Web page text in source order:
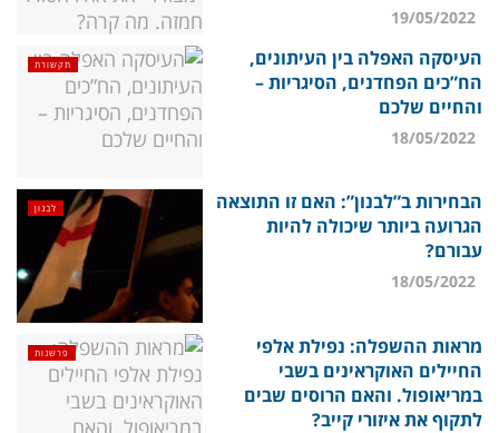
תקשורת
העיסקה האפלה בין העיתונים,
הח”כים הפחדנים, הסיגריות –
והחיים שלכם
לבנון
הבחירות ב”לבנון”: האם זו התוצאה
הגרועה ביותר שיכולה להיות
עבורם?
פרשנות
מראות ההשפלה: נפילת אלפי
החיילים האוקראינים בשבי
במריאופול. והאם הרוסים שבים
לתקוף את איזורי קייב?